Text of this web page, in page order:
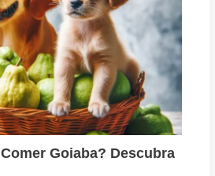
Goiaba? Descubra